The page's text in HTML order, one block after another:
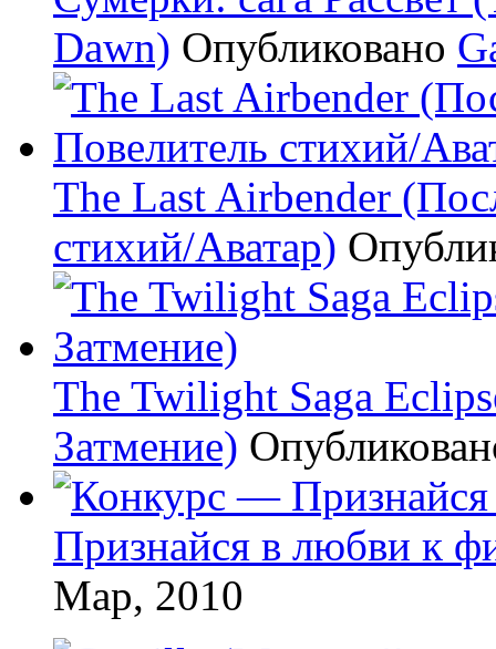
Dawn) Опубликовано
The Last Airbender
стихий/Аватар)
The Twilight Saga
Затмение)
Признайся в любви к
Мар, 2010